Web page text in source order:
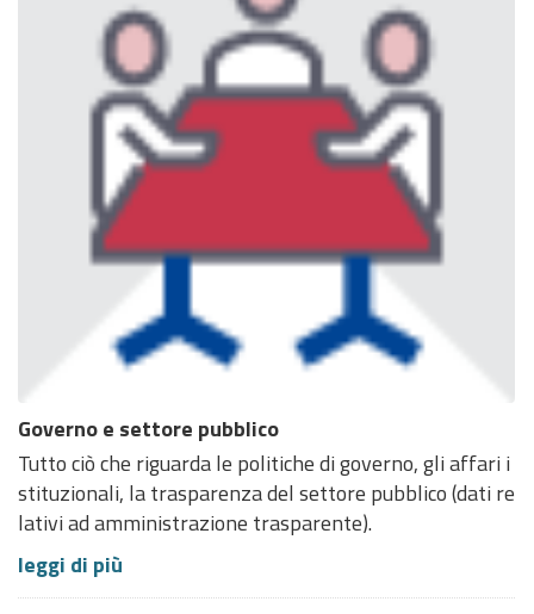
Governo e settore pubblico
Tutto ciò che riguarda le politiche di governo, gli affari i
stituzionali, la trasparenza del settore pubblico (dati re
lativi ad amministrazione trasparente).
leggi di più